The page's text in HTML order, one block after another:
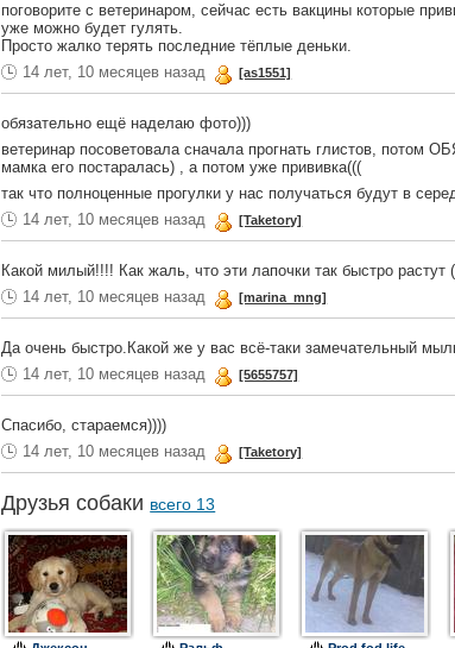
поговорите с ветеринаром, сейчас есть вакцины которые
уже можно будет гулять.
Просто жалко терять последние тёплые деньки.
14 лет, 10 месяцев назад
[as1551]
обязательно ещё наделаю фото)))
ветеринар посоветовала сначала прогнать глистов, потом
мамка его постаралась) , а потом уже прививка(((
так что полноценные прогулки у нас получаться будут в
14 лет, 10 месяцев назад
[Taketory]
Какой милый!!!! Как жаль, что эти лапочки так быстро растут
14 лет, 10 месяцев назад
[marina_mng]
Да очень быстро.Какой же у вас всё-таки замечательный
14 лет, 10 месяцев назад
[5655757]
Спасибо, стараемся))))
14 лет, 10 месяцев назад
[Taketory]
Друзья собаки всего 13